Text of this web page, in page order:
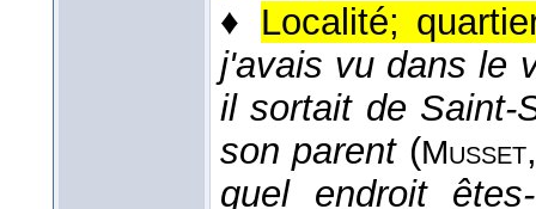
♦ Localité;
j'avais vu dans le
il sortait de Saint-
son parent(Musset
quel endroit